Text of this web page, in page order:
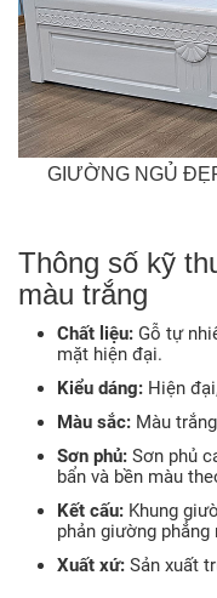
GIƯỜNG NGỦ
Thông số kỹ
màu trắng
Chất liệu: Gỗ tự
mặt hiện đại.
Kiểu dáng: Hiện
Màu sắc: Màu
Sơn phủ: Sơn phủ
bẩn và bền màu
Kết cấu: Khung
phản giường
Xuất xứ: Sản xuất